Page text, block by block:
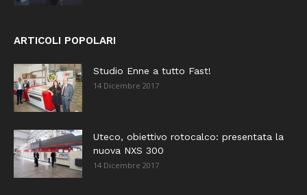
ARTICOLI POPOLARI
Studio Enne a tutto Fast!
14 Dicembre 2017
Uteco, obiettivo rotocalco: presentata la
nuova NXS 300
14 Dicembre 2017